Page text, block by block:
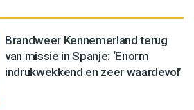
Brandweer Kennemerland terug
van missie in Spanje: ‘Enorm
indrukwekkend en zeer waardevol’